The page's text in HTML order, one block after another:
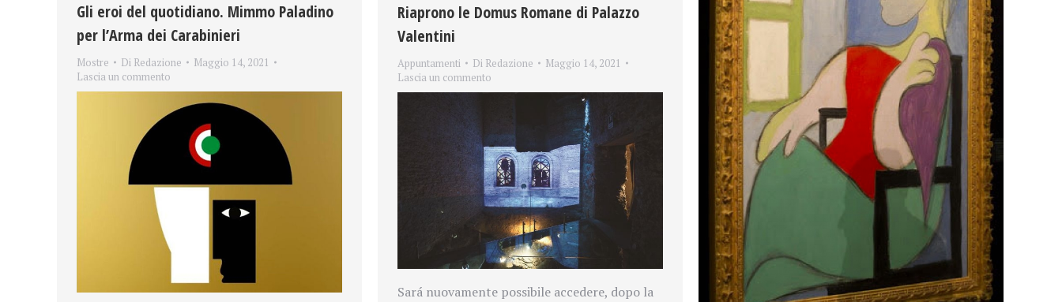
Gli eroi del quotidiano. Mimmo Paladino
per l’Arma dei Carabinieri
Mostre Di Redazione
Maggio 14, 2021
Lascia un commento
Riaprono le Domus Romane di Palazzo
Valentini
Appuntamenti Di Redazione
Maggio 14, 2021
Lascia un commento
Sará nuovamente possibile accedere, dopo la